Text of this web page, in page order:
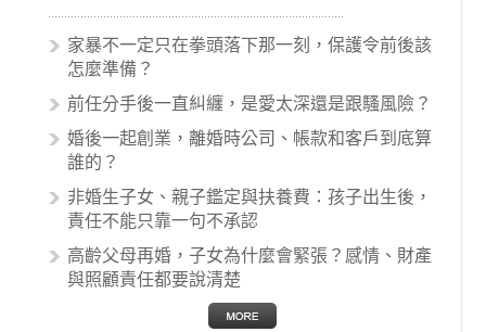
顧失當、醫療費用的收取。雖然醫學進步，但醫
生與病患之間引起的糾紛還是經常發生。很多案
例中最後都走向訴訟流程，我們如果不幸遇到相
的內容其實非常多，有些案例…
家暴不一定只在拳頭落下那一刻，保護令前後該
怎麼準備？
前任分手後一直糾纏，是愛太深還是跟騷風險？
婚後一起創業，離婚時公司、帳款和客戶到底算
誰的？
非婚生子女、親子鑑定與扶養費：孩子出生後，
責任不能只靠一句不承認
高齡父母再婚，子女為什麼會緊張？感情、財產
與照顧責任都要說清楚